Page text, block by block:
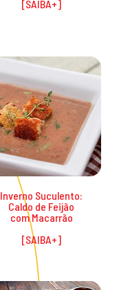
Inverno Suculento:
Caldo de Feijão
com Macarrão